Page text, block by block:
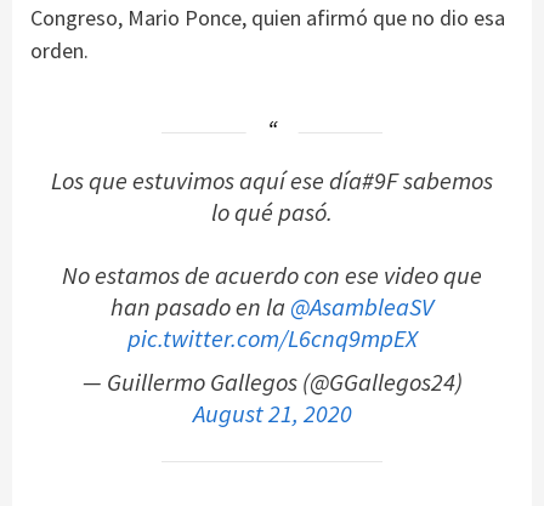
Congreso, Mario Ponce, quien afirmó que no dio esa
orden.
Los que estuvimos aquí ese día#9F sabemos
lo qué pasó.
No estamos de acuerdo con ese video que
han pasado en la @AsambleaSV
pic.twitter.com/L6cnq9mpEX
— Guillermo Gallegos (@GGallegos24)
August 21, 2020